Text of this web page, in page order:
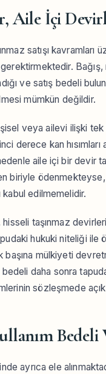
Aile İçi
satışı kavramları
gerektirmektedir.
ve satış bedeli
mümkün değildir.
veya ailevi ilişki tek
kan hısımları
aile içi bir devir
biriyle ödenmekteyse,
kabul edilmemelidir.
taşınmaz
hukuki niteliği ile
başına mülkiyeti
daha sonra
sözleşmede açık
ayrıca ele